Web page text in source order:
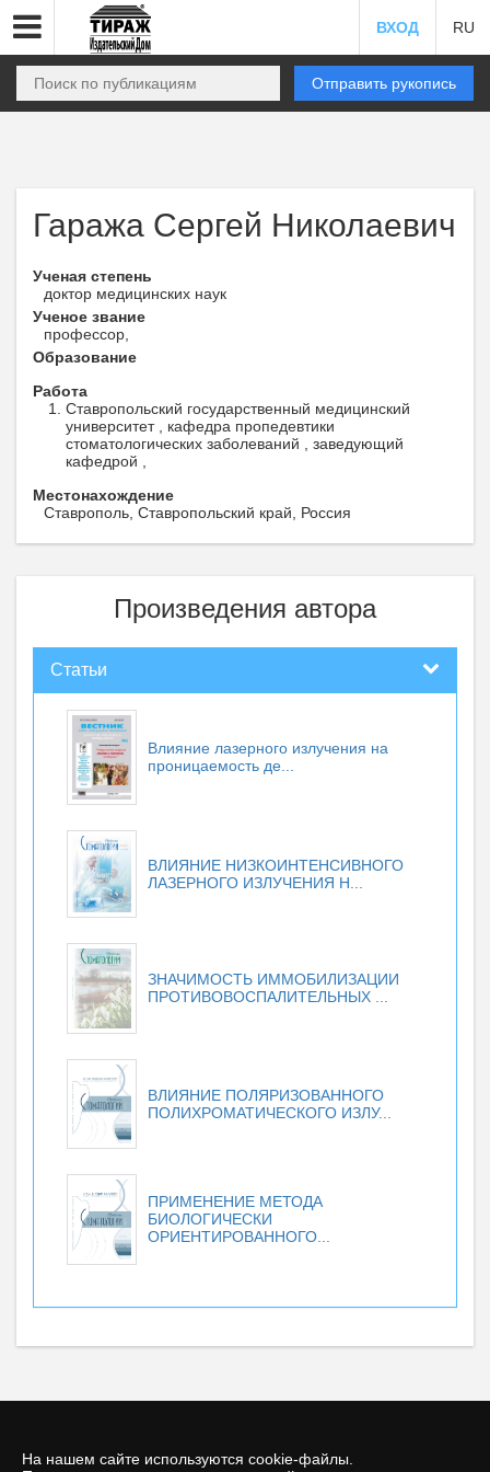
На нашем сайте используются cookie-файлы.
ВХОД RU
Отправить рукопись
Гаража Сергей Николаевич
Ученая степень
доктор медицинских наук
Ученое звание
профессор,
Образование
Работа
Ставропольский государственный медицинский
университет , кафедра пропедевтики
стоматологических заболеваний , заведующий
кафедрой ,
Местонахождение
Ставрополь, Ставропольский край, Россия
Произведения автора
Статьи
Влияние лазерного излучения на
проницаемость де...
ВЛИЯНИЕ НИЗКОИНТЕНСИВНОГО
ЛАЗЕРНОГО ИЗЛУЧЕНИЯ Н...
ЗНАЧИМОСТЬ ИММОБИЛИЗАЦИИ
ПРОТИВОВОСПАЛИТЕЛЬНЫХ ...
ВЛИЯНИЕ ПОЛЯРИЗОВАННОГО
ПОЛИХРОМАТИЧЕСКОГО ИЗЛУ...
ПРИМЕНЕНИЕ МЕТОДА
БИОЛОГИЧЕСКИ
ОРИЕНТИРОВАННОГО...